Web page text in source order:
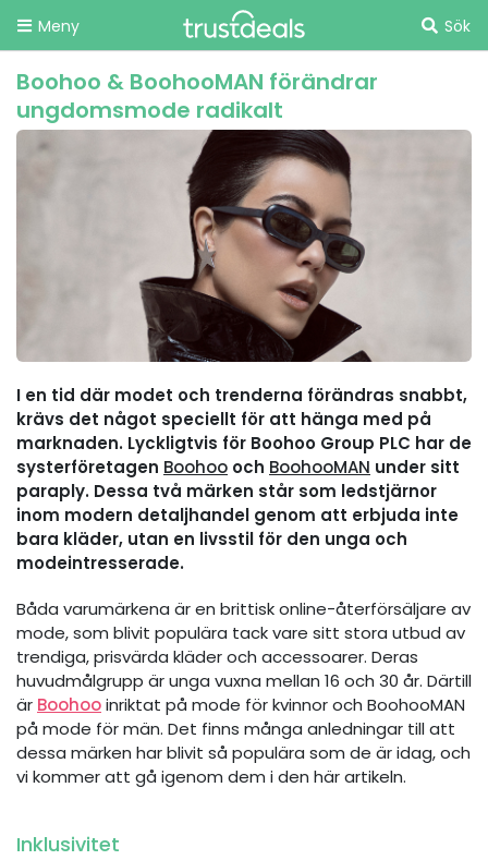
Meny Sök
Boohoo & BoohooMAN förändrar
ungdomsmode radikalt
I en tid där modet och trenderna förändras snabbt,
krävs det något speciellt för att hänga med på
marknaden. Lyckligtvis för Boohoo Group PLC har de
systerföretagen Boohoo och BoohooMAN under sitt
paraply. Dessa två märken står som ledstjärnor
inom modern detaljhandel genom att erbjuda inte
bara kläder, utan en livsstil för den unga och
modeintresserade.
Båda varumärkena är en brittisk online-återförsäljare av
mode, som blivit populära tack vare sitt stora utbud av
trendiga, prisvärda kläder och accessoarer. Deras
huvudmålgrupp är unga vuxna mellan 16 och 30 år. Därtill
är Boohooinriktat på mode för kvinnor och BoohooMAN
på mode för män. Det finns många anledningar till att
dessa märken har blivit så populära som de är idag, och
vi kommer att gå igenom dem i den här artikeln.
Inklusivitet